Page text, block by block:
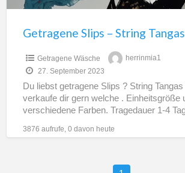
Getragene Slips – String Tangas
Getragene Wäsche
herrinmia1
27. September 2023
Du liebst getragene Slips ? String
verkaufe dir gern welche . Einheitsgröße
verschiedene Farben. Tragedauer 1-4
3876 aufrufe, 0 davon heute